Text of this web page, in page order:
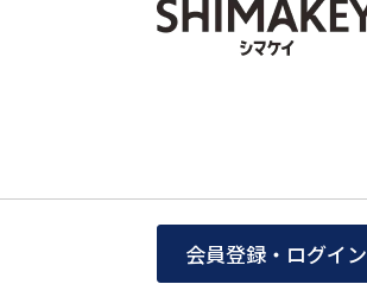
会員登録・ログイン